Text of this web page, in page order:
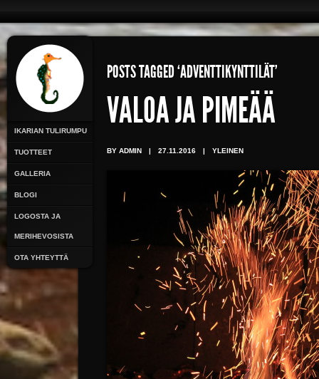
IKARIAN TULIRUMPU
TUOTTEET
GALLERIA
BLOGI
LOGOSTA JA
MERIHEVOSISTA
OTA YHTEYTTÄ
POSTS TAGGED ‘ADVENTTIKYNTTILÄT’
VALOA JA PIMEÄÄ
BY ADMIN | 27.11.2016 | YLEINEN